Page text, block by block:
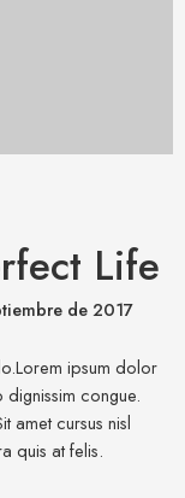
Life
de 2017
ipsum dolor
congue.
amet cursus nisl
quis at felis.